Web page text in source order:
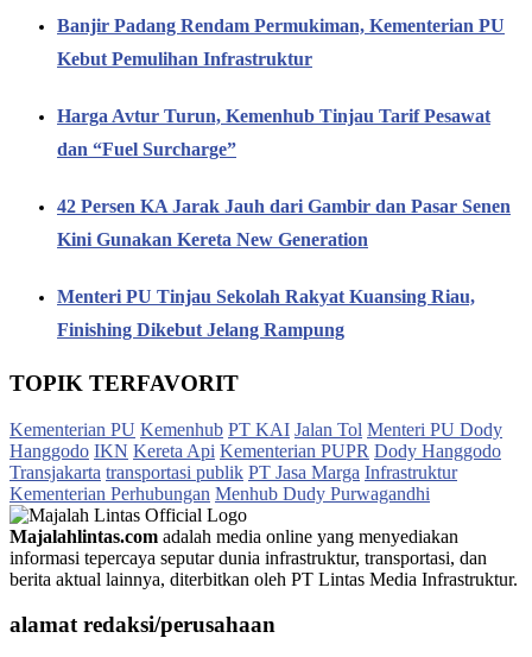
Banjir Padang Rendam Permukiman, Kementerian PU
Kebut Pemulihan Infrastruktur
Harga Avtur Turun, Kemenhub Tinjau Tarif Pesawat
dan “Fuel Surcharge”
42 Persen KA Jarak Jauh dari Gambir dan Pasar Senen
Kini Gunakan Kereta New Generation
Menteri PU Tinjau Sekolah Rakyat Kuansing Riau,
Finishing Dikebut Jelang Rampung
TOPIK TERFAVORIT
Kementerian PU Kemenhub PT KAI Jalan Tol Menteri PU Dody
Hanggodo IKN Kereta Api Kementerian PUPR Dody Hanggodo
Transjakarta transportasi publik PT Jasa Marga Infrastruktur
Kementerian Perhubungan Menhub Dudy Purwagandhi
Majalahlintas.com adalah media online yang menyediakan
informasi tepercaya seputar dunia infrastruktur, transportasi, dan
berita aktual lainnya, diterbitkan oleh PT Lintas Media Infrastruktur.
alamat redaksi/perusahaan